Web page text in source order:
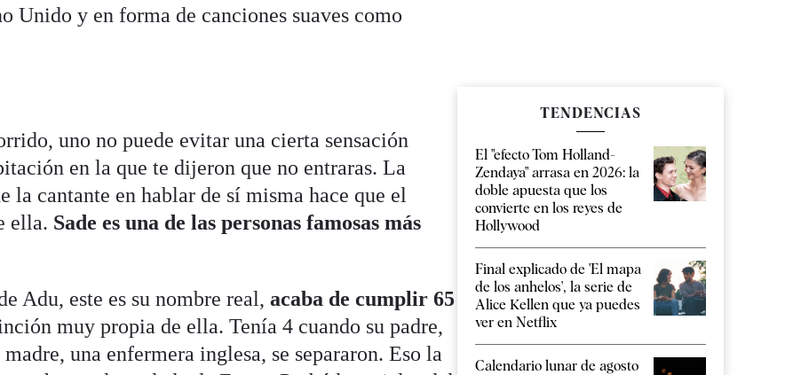
Unido y en forma de canciones suaves como
uno no puede evitar una cierta sensación
en la que te dijeron que no entraras. La
la cantante en hablar de sí misma hace que el
ella. Sade es una de las personas famosas más
Adu, este es su nombre real,acaba de cumplir 65
muy propia de ella. Tenía 4 cuando su padre,
una enfermera inglesa, se separaron. Eso la
TENDENCIAS
El "efecto Tom Holland-
Zendaya" arrasa en 2026: la
doble apuesta que los
convierte en los reyes de
Hollywood
Final explicado de 'El mapa
de los anhelos', la serie de
Alice Kellen que ya puedes
ver en Netflix
Calendario lunar de agosto